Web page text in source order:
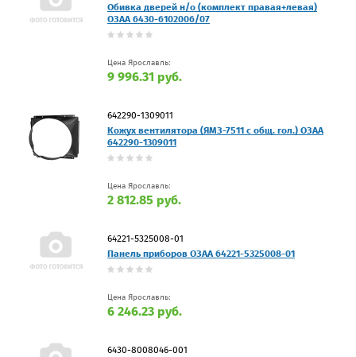
Обивка дверей н/о (комплект правая+левая)
ОЗАА 6430-6102006/07
Цена Ярославль:
9 996.31 руб.
642290-1309011
Кожух вентилятора (ЯМЗ-7511 с общ. гол.) ОЗАА
642290-1309011
Цена Ярославль:
2 812.85 руб.
64221-5325008-01
Панель приборов ОЗАА 64221-5325008-01
Цена Ярославль:
6 246.23 руб.
6430-8008046-001